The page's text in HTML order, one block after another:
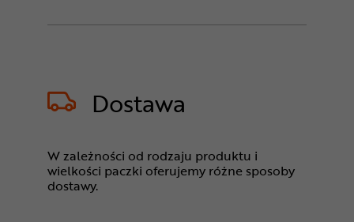
Dostawa
W zależności od rodzaju produktu i
wielkości paczki oferujemy różne sposoby
dostawy.